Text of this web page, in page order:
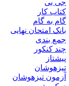
جی بی
کتاب کار
گام به گام
بانک امتحان نهایی
جمع بندی
چند کنکور
پیشتاز
تیزهوشان
آزمون تیزهوشان